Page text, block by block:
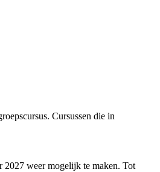
Cursussen die in
2027 weer mogelijk te maken. Tot